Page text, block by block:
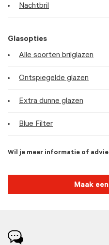
Nachtbril
Glasopties
Alle soorten brilglazen
Ontspiegelde glazen
Extra dunne glazen
Blue Filter
Wil je meer informatie of
Maak